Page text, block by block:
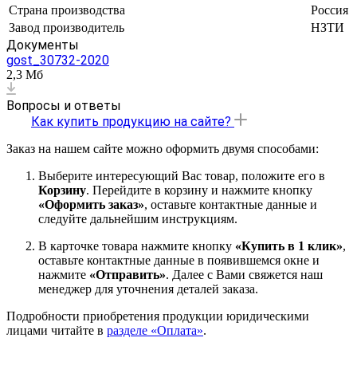
Страна производства
Россия
Завод производитель
НЗТИ
Документы
gost_30732-2020
2,3 Мб
Вопросы и ответы
Как купить продукцию на сайте?
Заказ на нашем сайте можно оформить двумя способами:
Выберите интересующий Вас товар, положите его в
Корзину. Перейдите в корзину и нажмите кнопку
«Оформить заказ», оставьте контактные данные и
следуйте дальнейшим инструкциям.
В карточке товара нажмите кнопку «Купить в 1 клик»,
оставьте контактные данные в появившемся окне и
нажмите «Отправить». Далее с Вами свяжется наш
менеджер для уточнения деталей заказа.
Подробности приобретения продукции юридическими
лицами читайте в разделе «Оплата».